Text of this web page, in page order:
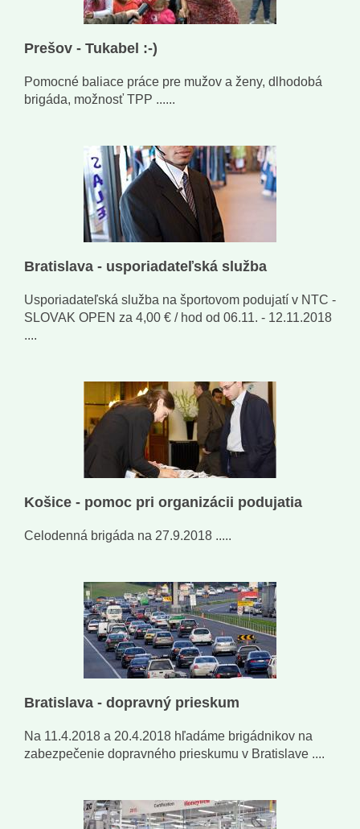
Prešov - Tukabel :-)
Pomocné baliace práce pre mužov a ženy, dlhodobá
brigáda, možnosť TPP ......
Bratislava - usporiadateľská služba
Usporiadateľská služba na športovom podujatí v NTC -
SLOVAK OPEN za 4,00 € / hod od 06.11. - 12.11.2018
....
Košice - pomoc pri organizácii podujatia
Celodenná brigáda na 27.9.2018 .....
Bratislava - dopravný prieskum
Na 11.4.2018 a 20.4.2018 hľadáme brigádnikov na
zabezpečenie dopravného prieskumu v Bratislave ....